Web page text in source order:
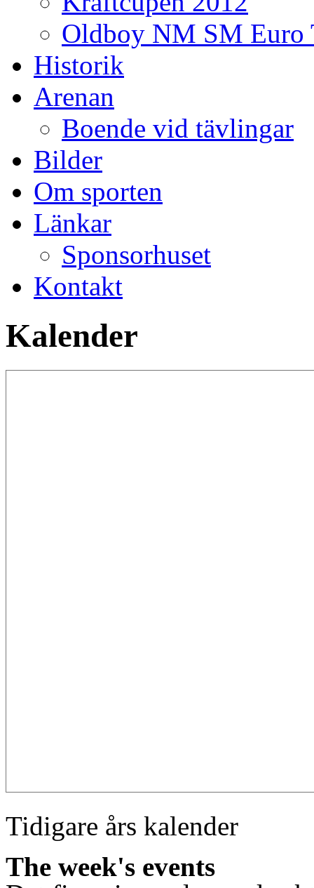
Oldboy NM SM Euro
Historik
Arenan
Boende vid tävlingar
Bilder
Om sporten
Länkar
Sponsorhuset
Kontakt
Kalender
Tidigare års kalender
The week's events